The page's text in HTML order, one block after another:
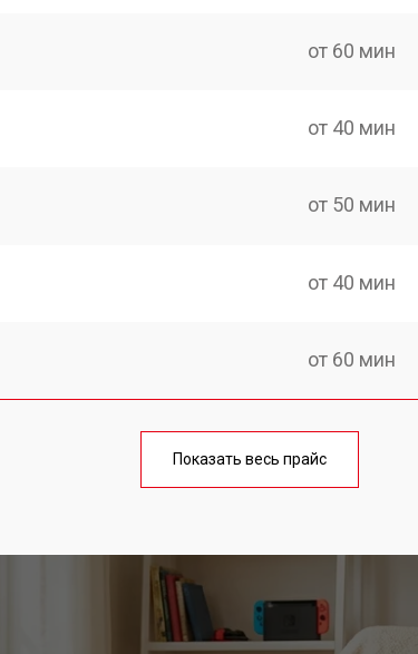
от 60 мин
от 40 мин
от 50 мин
от 40 мин
от 60 мин
от 40 мин
Показать весь прайс